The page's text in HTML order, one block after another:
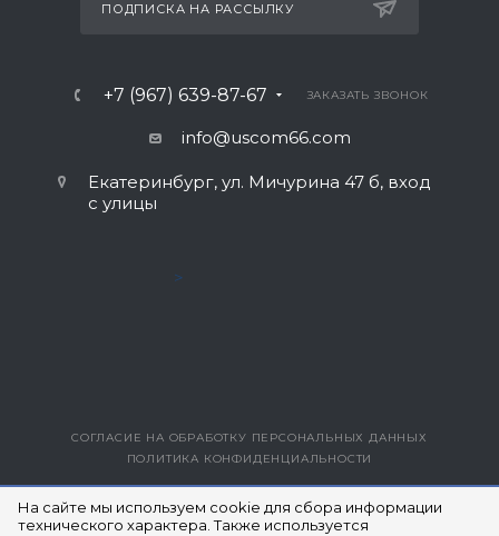
На сайте мы используем cookie для сбора информации
технического характера. Также используется
ПОДПИСКА НА РАССЫЛКУ
+7 (967) 639-87-67 ЗАКАЗАТЬ ЗВОНОК
info@uscom66.com
Екатеринбург, ул. Мичурина 47 б, вход
с улицы
>
ВЕРСИЯ ДЛЯ ПЕЧАТИ
СОГЛАСИЕ НА ОБРАБОТКУ ПЕРСОНАЛЬНЫХ ДАННЫХ
ПОЛИТИКА КОНФИДЕНЦИАЛЬНОСТИ